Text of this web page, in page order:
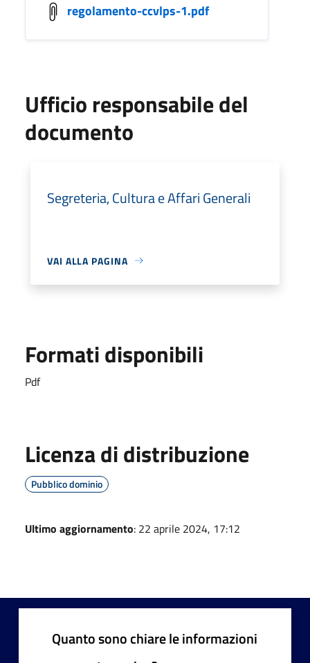
regolamento-ccvlps-1.pdf
Ufficio responsabile del
documento
Segreteria, Cultura e Affari Generali
VAI ALLA PAGINA
Formati disponibili
Pdf
Licenza di distribuzione
Pubblico dominio
Ultimo aggiornamento: 22 aprile 2024, 17:12
Quanto sono chiare le informazioni